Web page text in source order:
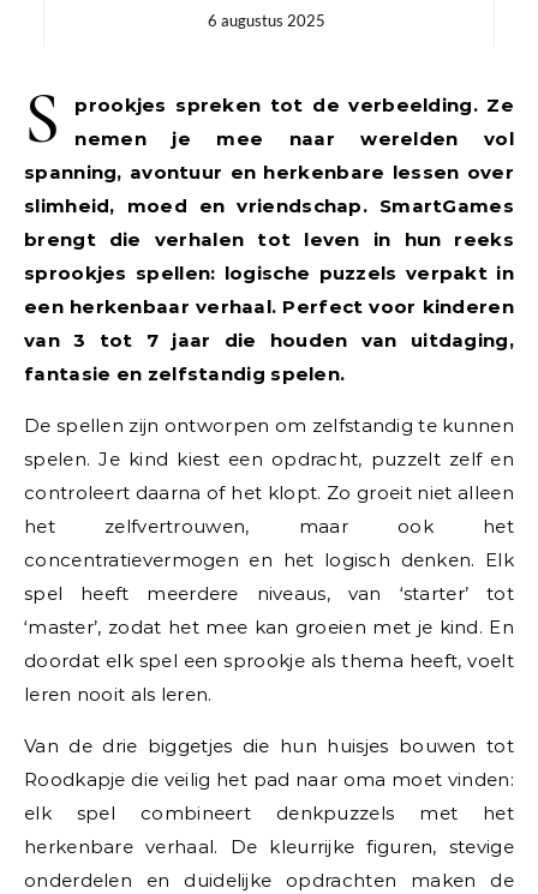
6 augustus 2025
S
prookjes spreken tot de verbeelding. Ze
nemen je mee naar werelden vol
spanning, avontuur en herkenbare lessen over
slimheid, moed en vriendschap. SmartGames
brengt die verhalen tot leven in hun reeks
sprookjes spellen: logische puzzels verpakt in
een herkenbaar verhaal. Perfect voor kinderen
van 3 tot 7 jaar die houden van uitdaging,
fantasie en zelfstandig spelen.
De spellen zijn ontworpen om zelfstandig te kunnen
spelen. Je kind kiest een opdracht, puzzelt zelf en
controleert daarna of het klopt. Zo groeit niet alleen
het zelfvertrouwen, maar ook het
concentratievermogen en het logisch denken. Elk
spel heeft meerdere niveaus, van ‘starter’ tot
‘master’, zodat het mee kan groeien met je kind. En
doordat elk spel een sprookje als thema heeft, voelt
leren nooit als leren.
Van de drie biggetjes die hun huisjes bouwen tot
Roodkapje die veilig het pad naar oma moet vinden:
elk spel combineert denkpuzzels met het
herkenbare verhaal. De kleurrijke figuren, stevige
onderdelen en duidelijke opdrachten maken de